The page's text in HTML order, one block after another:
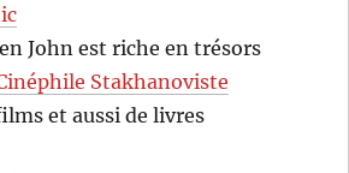
John est riche en trésors
Stakhanoviste
et aussi de livres